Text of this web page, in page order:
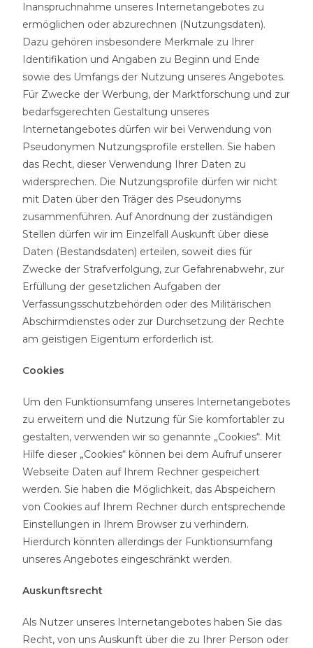
Inanspruchnahme unseres Internetangebotes zu
ermöglichen oder abzurechnen (Nutzungsdaten).
Dazu gehören insbesondere Merkmale zu Ihrer
Identifikation und Angaben zu Beginn und Ende
sowie des Umfangs der Nutzung unseres Angebotes.
Für Zwecke der Werbung, der Marktforschung und zur
bedarfsgerechten Gestaltung unseres
Internetangebotes dürfen wir bei Verwendung von
Pseudonymen Nutzungsprofile erstellen. Sie haben
das Recht, dieser Verwendung Ihrer Daten zu
widersprechen. Die Nutzungsprofile dürfen wir nicht
mit Daten über den Träger des Pseudonyms
zusammenführen. Auf Anordnung der zuständigen
Stellen dürfen wir im Einzelfall Auskunft über diese
Daten (Bestandsdaten) erteilen, soweit dies für
Zwecke der Strafverfolgung, zur Gefahrenabwehr, zur
Erfüllung der gesetzlichen Aufgaben der
Verfassungsschutzbehörden oder des Militärischen
Abschirmdienstes oder zur Durchsetzung der Rechte
am geistigen Eigentum erforderlich ist.
Cookies
Um den Funktionsumfang unseres Internetangebotes
zu erweitern und die Nutzung für Sie komfortabler zu
gestalten, verwenden wir so genannte „Cookies“. Mit
Hilfe dieser „Cookies“ können bei dem Aufruf unserer
Webseite Daten auf Ihrem Rechner gespeichert
werden. Sie haben die Möglichkeit, das Abspeichern
von Cookies auf Ihrem Rechner durch entsprechende
Einstellungen in Ihrem Browser zu verhindern.
Hierdurch könnten allerdings der Funktionsumfang
unseres Angebotes eingeschränkt werden.
Auskunftsrecht
Als Nutzer unseres Internetangebotes haben Sie das
Recht, von uns Auskunft über die zu Ihrer Person oder